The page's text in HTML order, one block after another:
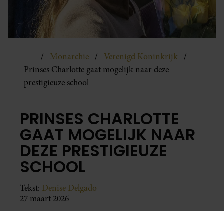
Monarchie
Verenigd Koninkrijk
Prinses Charlotte gaat mogelijk naar deze
prestigieuze school
PRINSES CHARLOTTE
GAAT MOGELIJK NAAR
DEZE PRESTIGIEUZE
SCHOOL
Tekst: Denise Delgado
27 maart 2026